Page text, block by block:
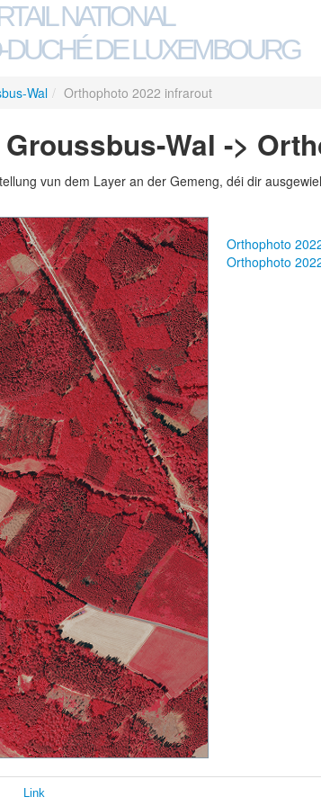
NATIONAL
DUCHÉ DE LUXEMBOURG
Wal / Orthophoto 2022 infrarout
Wal ->
vun dem Layer an der Gemeng, déi dir
Orthophoto
Orthophoto
Link